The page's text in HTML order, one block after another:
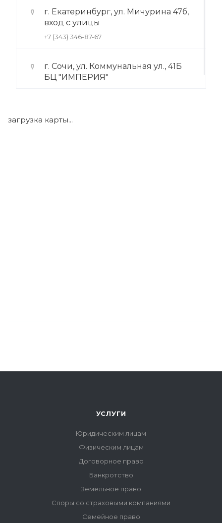
г. Екатеринбург, ул. Мичурина 47б,
вход с улицы
+7 (343) 346-87-67
г. Сочи, ул. Коммунальная ул., 41Б
БЦ "ИМПЕРИЯ"
загрузка карты...